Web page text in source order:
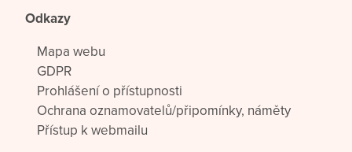
Odkazy
Mapa webu
GDPR
Prohlášení o přístupnosti
Ochrana oznamovatelů/připomínky, náměty
Přístup k webmailu